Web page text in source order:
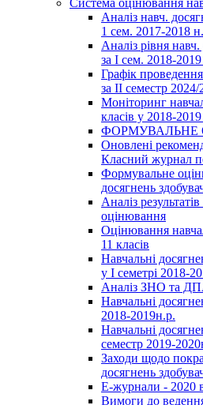
Система оцінювання
Аналіз навч.
1 сем. 2017-2018
Аналіз рівня
за І сем. 2018-
Графік
за ІІ семестр
Моніторинг
класів у 2018-
ФОРМУВАЛЬНЕ
Оновлені
Класний журнал
Формувальне
досягнень
Аналіз
оцінювання
Оцінювання
11 класів
Навчальні
у І семетрі 2018-
Аналіз ЗНО та
Навчальні
2018-2019н.р.
Навчальні
семестр 2019-
Заходи щодо
досягнень
Е-журнали - 2020 в
Вимоги до